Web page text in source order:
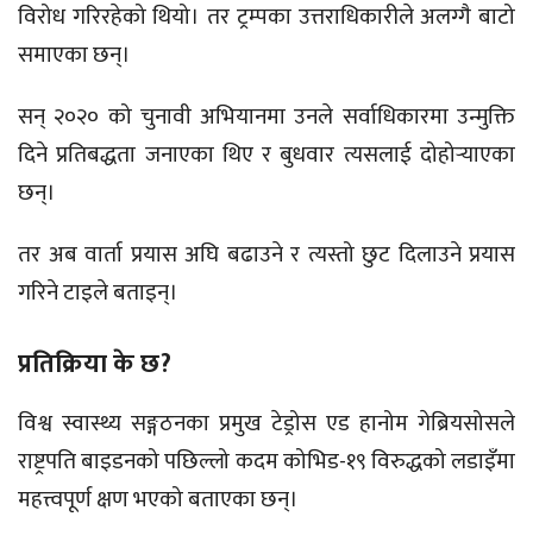
विरोध गरिरहेको थियो। तर ट्रम्पका उत्तराधिकारीले अलग्गै बाटो
समाएका छन्।
सन् २०२० को चुनावी अभियानमा उनले सर्वाधिकारमा उन्मुक्ति
दिने प्रतिबद्धता जनाएका थिए र बुधवार त्यसलाई दोहोर्‍याएका
छन्।
तर अब वार्ता प्रयास अघि बढाउने र त्यस्तो छुट दिलाउने प्रयास
गरिने टाइले बताइन्।
प्रतिक्रिया के छ?
विश्व स्वास्थ्य सङ्गठनका प्रमुख टेड्रोस एड हानोम गेब्रियसोसले
राष्ट्रपति बाइडनको पछिल्लो कदम कोभिड-१९ विरुद्धको लडाइँमा
महत्त्वपूर्ण क्षण भएको बताएका छन्।